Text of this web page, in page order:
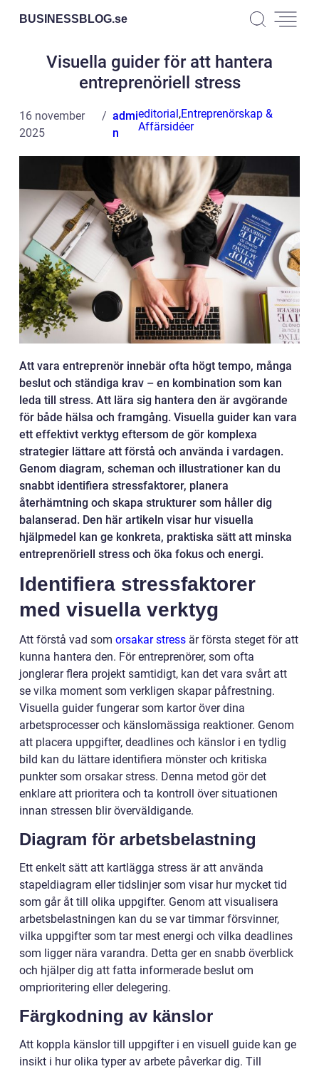
BUSINESSBLOG.se
Visuella guider för att hantera
entreprenöriell stress
16 november
2025
admi
n
editorial,Entreprenörskap &
Affärsidéer
Att vara entreprenör innebär ofta högt tempo, många
beslut och ständiga krav – en kombination som kan
leda till stress. Att lära sig hantera den är avgörande
för både hälsa och framgång. Visuella guider kan vara
ett effektivt verktyg eftersom de gör komplexa
strategier lättare att förstå och använda i vardagen.
Genom diagram, scheman och illustrationer kan du
snabbt identifiera stressfaktorer, planera
återhämtning och skapa strukturer som håller dig
balanserad. Den här artikeln visar hur visuella
hjälpmedel kan ge konkreta, praktiska sätt att minska
entreprenöriell stress och öka fokus och energi.
Identifiera stressfaktorer
med visuella verktyg
Att förstå vad som orsakar stress är första steget för att
kunna hantera den. För entreprenörer, som ofta
jonglerar flera projekt samtidigt, kan det vara svårt att
se vilka moment som verkligen skapar påfrestning.
Visuella guider fungerar som kartor över dina
arbetsprocesser och känslomässiga reaktioner. Genom
att placera uppgifter, deadlines och känslor i en tydlig
bild kan du lättare identifiera mönster och kritiska
punkter som orsakar stress. Denna metod gör det
enklare att prioritera och ta kontroll över situationen
innan stressen blir överväldigande.
Diagram för arbetsbelastning
Ett enkelt sätt att kartlägga stress är att använda
stapeldiagram eller tidslinjer som visar hur mycket tid
som går åt till olika uppgifter. Genom att visualisera
arbetsbelastningen kan du se var timmar försvinner,
vilka uppgifter som tar mest energi och vilka deadlines
som ligger nära varandra. Detta ger en snabb överblick
och hjälper dig att fatta informerade beslut om
omprioritering eller delegering.
Färgkodning av känslor
Att koppla känslor till uppgifter i en visuell guide kan ge
insikt i hur olika typer av arbete påverkar dig. Till